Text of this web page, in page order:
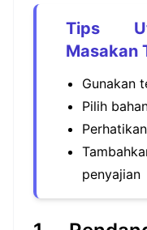
Tips
Masakan
Gunakan
Pilih
penyajian